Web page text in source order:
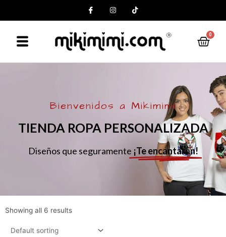
0
Bienvenidos a Mikimimi
TIENDA ROPA PERSONALIZADA
Diseños que seguramente ¡Te encantarán!
Showing all 6 results